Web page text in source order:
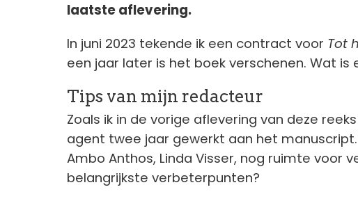
laatste aflevering.
In juni 2023 tekende ik een contract voor Tot
een jaar later is het boek verschenen. Wat is
Tips van mijn redacteur
Zoals ik in de vorige aflevering van deze
agent twee jaar gewerkt aan het
Ambo Anthos, Linda Visser, nog ruimte voor
belangrijkste verbeterpunten?